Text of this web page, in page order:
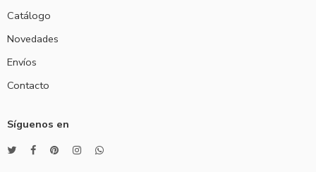
Catálogo
Novedades
Envíos
Contacto
Síguenos en